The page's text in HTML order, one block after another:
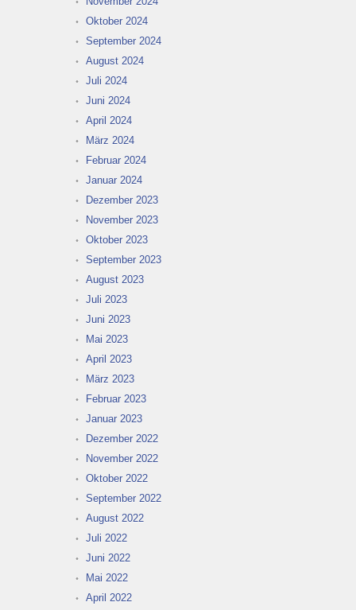
Oktober 2024
September 2024
August 2024
Juli 2024
Juni 2024
April 2024
März 2024
Februar 2024
Januar 2024
Dezember 2023
November 2023
Oktober 2023
September 2023
August 2023
Juli 2023
Juni 2023
Mai 2023
April 2023
März 2023
Februar 2023
Januar 2023
Dezember 2022
November 2022
Oktober 2022
September 2022
August 2022
Juli 2022
Juni 2022
Mai 2022
April 2022